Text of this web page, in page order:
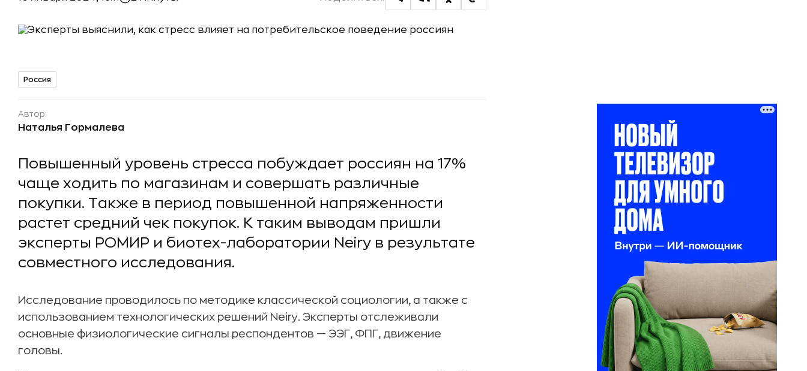
Россия
Автор:
Наталья Гормалева
Повышенный уровень стресса побуждает россиян на 17%
чаще ходить по магазинам и совершать различные
покупки. Также в период повышенной напряженности
растет средний чек покупок. К таким выводам пришли
эксперты РОМИР и биотех-лаборатории Neiry в результате
совместного исследования.
Исследование проводилось по методике классической социологии, а также с
использованием технологических решений Neiry. Эксперты отслеживали
основные физиологические сигналы респондентов — ЭЭГ, ФПГ, движение
головы.